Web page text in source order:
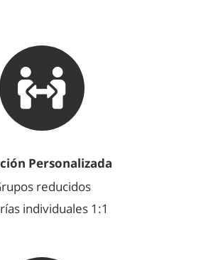
Personalizada
reducidos
individuales 1:1